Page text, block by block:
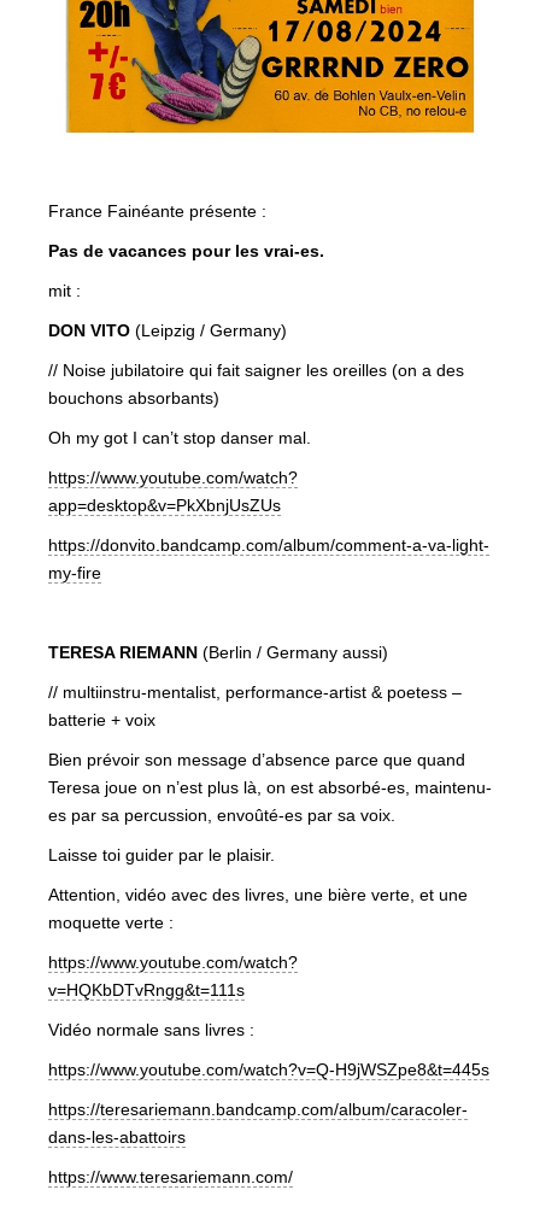
France Fainéante présente :
Pas de vacances pour les vrai-es.
mit :
DON VITO (Leipzig / Germany)
// Noise jubilatoire qui fait saigner les oreilles (on a des
bouchons absorbants)
Oh my got I can’t stop danser mal.
https://www.youtube.com/watch?
app=desktop&v=PkXbnjUsZUs
https://donvito.bandcamp.com/album/comment-a-va-light-
my-fire
TERESA RIEMANN (Berlin / Germany aussi)
// multiinstru-mentalist, performance-artist & poetess –
batterie + voix
Bien prévoir son message d’absence parce que quand
Teresa joue on n’est plus là, on est absorbé-es, maintenu-
es par sa percussion, envoûté-es par sa voix.
Laisse toi guider par le plaisir.
Attention, vidéo avec des livres, une bière verte, et une
moquette verte :
https://www.youtube.com/watch?
v=HQKbDTvRngg&t=111s
Vidéo normale sans livres :
https://www.youtube.com/watch?v=Q-H9jWSZpe8&t=445s
https://teresariemann.bandcamp.com/album/caracoler-
dans-les-abattoirs
https://www.teresariemann.com/